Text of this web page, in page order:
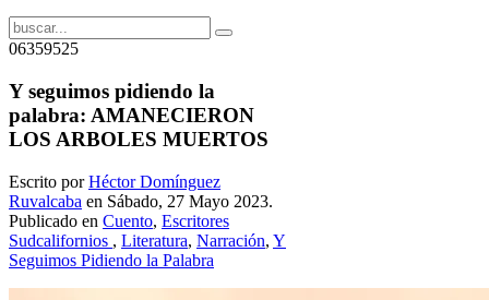
06359525
Y seguimos pidiendo la
palabra: AMANECIERON
LOS ARBOLES MUERTOS
Escrito porHéctor Domínguez
Ruvalcaba en Sábado, 27 Mayo 2023.
Publicado en Cuento, Escritores
Sudcalifornios , Literatura, Narración, Y
Seguimos Pidiendo la Palabra